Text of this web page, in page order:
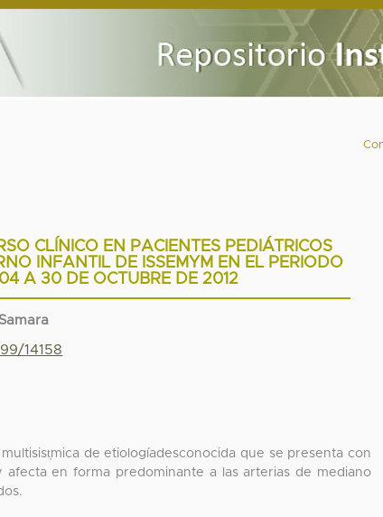
CLÍNICO EN PACIENTES PEDIÁTRICOS
INFANTIL DE ISSEMYM EN EL PERIODO
A 30 DE OCTUBRE DE 2012
14158
de etiologíadesconocida que se presenta con
en forma predominante a las arterias de mediano